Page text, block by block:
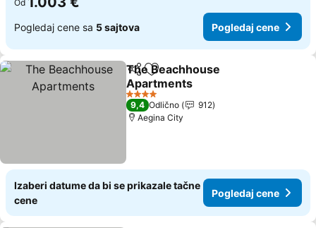
Od
Pogledaj cene sa 5 sajtova Pogledaj cene
Deli Dodati u favorite
The Beachhouse
Apartments
Pogledaj cene
4 Zvezdice
9,4 Odlično
912
Aegina City
Izaberi datume da bi se prikazale tačne
cene
Pogledaj cene